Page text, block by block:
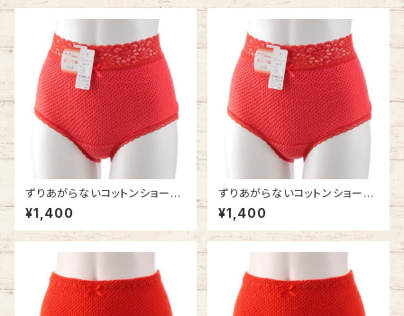
ずりあがらないコットンショーツ
Mサイズ エトワール841 赤 ウ
エストレース フルバック 赤パン
鹿の子編み 赤い下着
¥1,400
ずりあがらないコットンショーツ
Lサイズ エトワール841 赤 ウエ
ストレース フルバック 赤パン 鹿
の子編み 赤い下着
¥1,400